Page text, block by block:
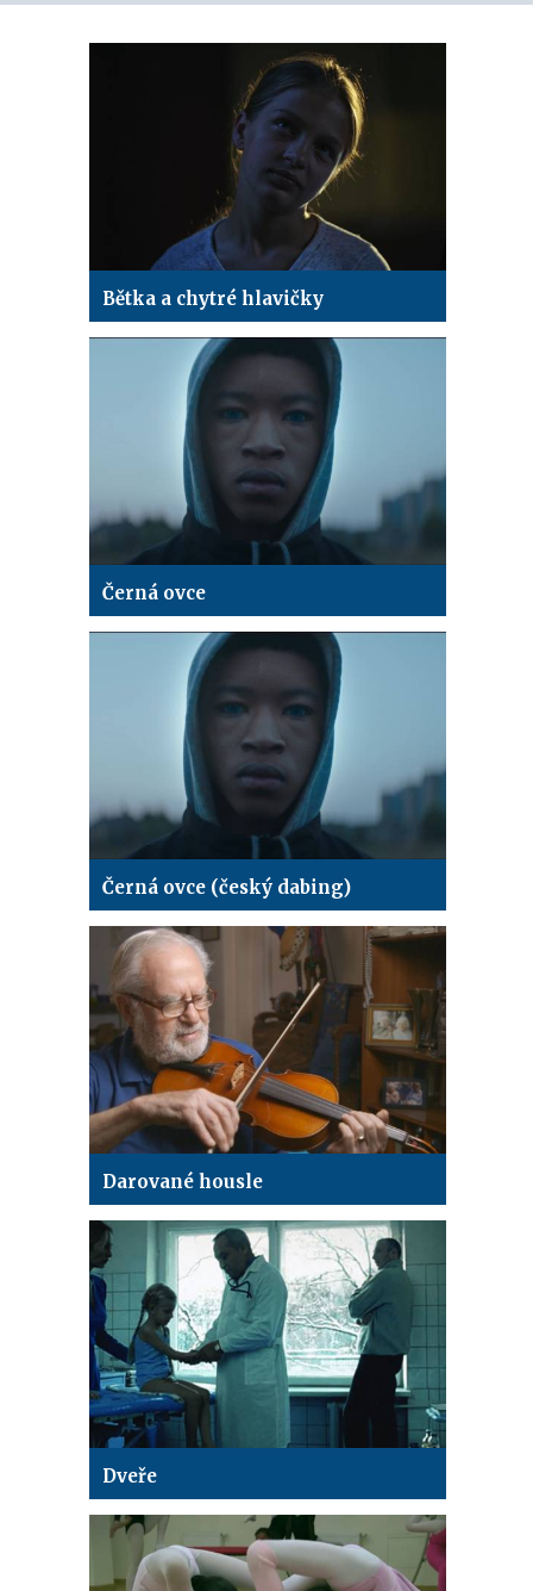
Bětka a chytré hlavičky
Černá ovce
Černá ovce (český dabing)
Darované housle
Dveře